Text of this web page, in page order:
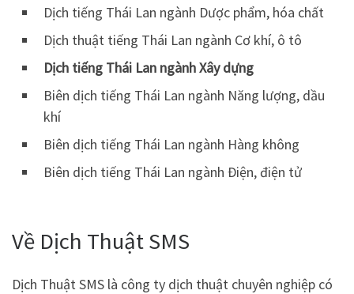
Dịch tiếng Thái Lan ngành Dược phẩm, hóa chất
Dịch thuật tiếng Thái Lan ngành Cơ khí, ô tô
Dịch tiếng Thái Lan ngành Xây dựng
Biên dịch tiếng Thái Lan ngành Năng lượng, dầu
khí
Biên dịch tiếng Thái Lan ngành Hàng không
Biên dịch tiếng Thái Lan ngành Điện, điện tử
Về Dịch Thuật SMS
Dịch Thuật SMS là công ty dịch thuật chuyên nghiệp có